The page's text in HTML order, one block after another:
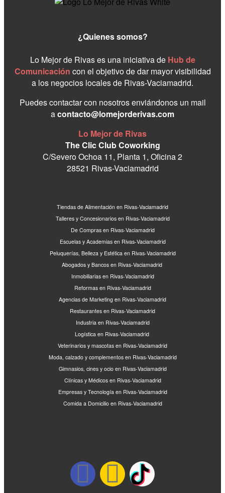
¿Quienes somos?
Lo Mejor de Rivas es una iniciativa de Hub de
Comunicación con el objetivo de dar mayor visibilidad
a los negocios locales de Rivas-Vaciamadrid.
Puedes contactar con nosotros enviándonos un mail
acontacto@lomejorderivas.com
Lo Mejor de Rivas
The Clic Club Coworking
C/Severo Ochoa 11, Planta 1, Oficina 2
28521 Rivas-Vaciamadrid
Tiendas de Alimentación en Rivas-Vaciamadrid
Talleres y Concesionarios en Rivas-Vaciamadrid
De Compras en Rivas-Vaciamadrid
Escuelas y Academias en Rivas-Vaciamadrid
Peluquerías, Belleza y Estética en Rivas-Vaciamadrid
Abogados y Bancos en Rivas-Vaciamadrid
Inmobiliarias en Rivas-Vaciamadrid
Reformas en Rivas-Vaciamadrid
Agencias de Marketing en Rivas-Vaciamadrid
Restaurantes en Rivas-Vaciamadrid
Industria en Rivas-Vaciamadrid
Logística en Rivas-Vaciamadrid
Veterinarios y mascotas en Rivas-Vaciamadrid
Moda, calzado y complementos en Rivas-Vaciamadrid
Gimnasios, cines y ocio en Rivas-Vaciamadrid
Clínicas y Médicos en Rivas-Vaciamadrid
Empresas y Tecnología en Rivas-Vaciamadrid
Comida a Domicilio en Rivas-Vaciamadrid